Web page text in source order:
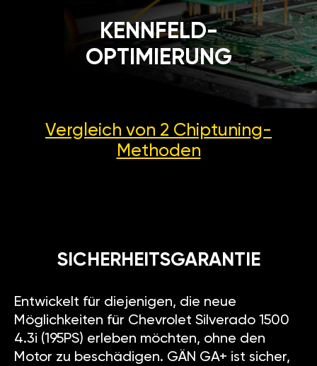
KENNFELD-
OPTIMIERUNG
Vergleich von 2 Chiptuning-
Methoden
SICHERHEITSGARANTIE
Entwickelt für diejenigen, die neue
Möglichkeiten für Chevrolet Silverado 1500
4.3i (195PS) erleben möchten, ohne den
Motor zu beschädigen. GÄN GA+ ist sicher,